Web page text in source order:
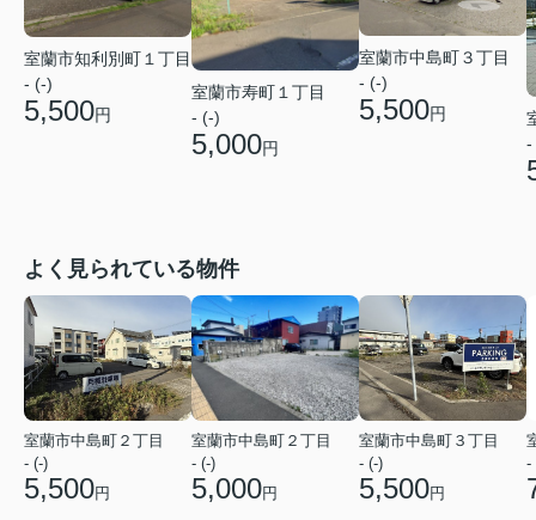
室蘭市知利別町１丁目
- (-)
5,500円
室蘭市寿町１丁目
- (-)
5,000円
室蘭市中島町３丁目
- (-)
5,500円
-
よく見られている物件
室蘭市中島町２丁目
- (-)
5,500円
室蘭市中島町２丁目
- (-)
5,000円
室蘭市中島町３丁目
- (-)
5,500円
-